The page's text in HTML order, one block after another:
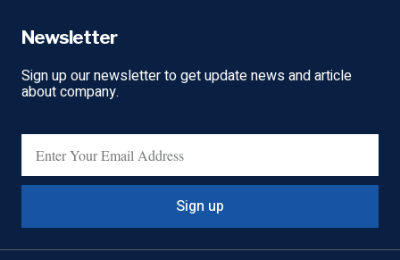
Newsletter
Sign up our newsletter to get update news and article
about company.
Sign up